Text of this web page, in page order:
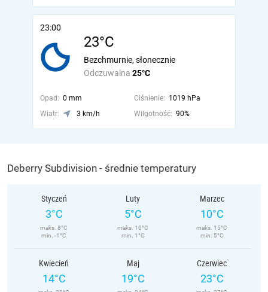
23:00
23°C
Odczuwalna 25°C
Bezchmurnie, słonecznie
Opad: 0 mm Ciśnienie: 1019 hPa
Wiatr:
3 km/h Wilgotność: 90%
Deberry Subdivision - średnie temperatury
Styczeń
3°C
maks. 8°C
min. -1°C
Luty
5°C
maks. 10°C
min. 1°C
Marzec
10°C
maks. 15°C
min. 5°C
Kwiecień
14°C
Maj
19°C
Czerwiec
23°C